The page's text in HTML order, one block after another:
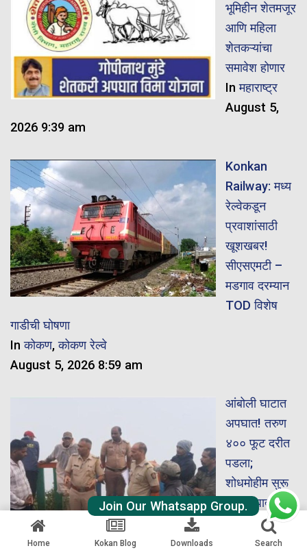
भूमिहीन शेतमजूर
आणि महिला
शेतकऱ्यांचा
समावेश होणार
Inमहाराष्ट्र
August 5,
2026 9:39 am
Konkan
Railway: मध्य
रेल्वेकडून
प्रवाशांसाठी
खूशखबर!
सीएसएमटी –
मडगाव दरम्यान
TOD विशेष
गाडीची घोषणा
Inकोकण,कोकण रेल्वे
August 5, 2026 8:59 am
आंबोली घाटात
अपघात! तरुण
४०० फूट दरीत
पडला;
शोधमोहीम सुरू
Inअपघात,
August 4,
Home Kokan Blog Downloads Search
Join Our Whatsapp Group.